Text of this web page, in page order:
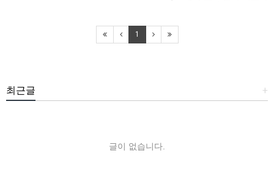
1
+
최근글
글이 없습니다.